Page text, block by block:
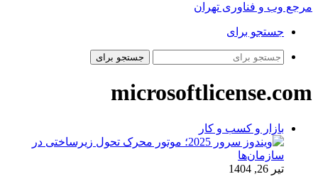
مرجع وب و فناوری تهران
جستجو برای
جستجو برای
microsoftlicense.com
بازار و کسب و کار
تیر 26, 1404